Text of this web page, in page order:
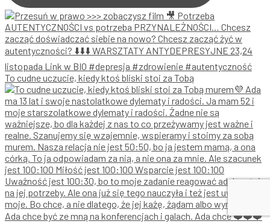
To cudne uczucie, kiedy ktoś bliski stoi za Tobą